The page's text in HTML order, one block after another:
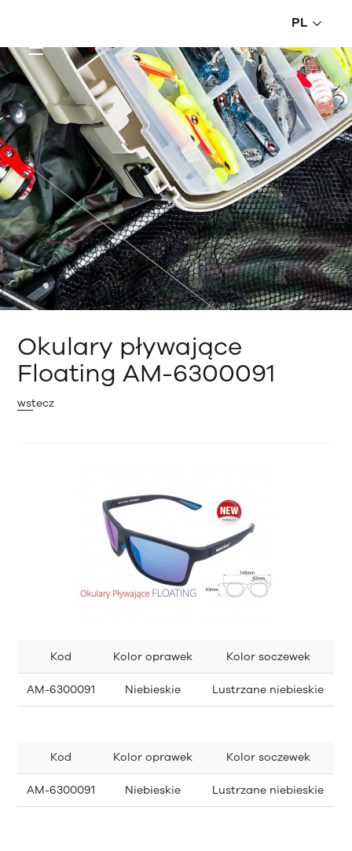
PL
Okulary pływające
Floating AM-6300091
wstecz
Kod Kolor oprawek Kolor soczewek
AM-6300091 Niebieskie Lustrzane niebieskie
Kod Kolor oprawek Kolor soczewek
AM-6300091 Niebieskie Lustrzane niebieskie